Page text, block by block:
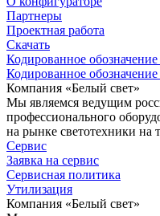
Партнеры
Проектная работа
Скачать
Кодированное
Кодированное обозначение
Компания «Белый свет»
Мы являемся ведущим
профессионального
на рынке светотехники
Сервис
Заявка на сервис
Сервисная политика
Утилизация
Компания «Белый свет»